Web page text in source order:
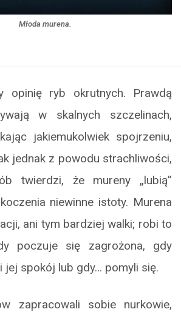
Młoda murena.
opinię ryb okrutnych. Prawdą
w skalnych szczelinach,
jakiemukolwiek spojrzeniu,
jednak z powodu strachliwości,
twierdzi, że mureny „lubią”
niewinne istoty. Murena
ani tym bardziej walki; robi to
poczuje się zagrożona, gdy
jej spokój lub gdy… pomyli się.
zapracowali sobie nurkowie,